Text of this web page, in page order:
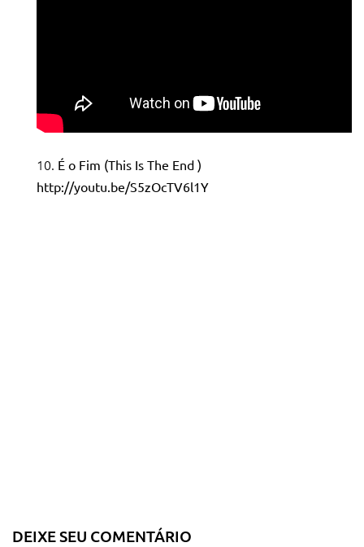
É o Fim (This Is The End )
http://youtu.be/S5zOcTV6l1Y
DEIXE SEU COMENTÁRIO